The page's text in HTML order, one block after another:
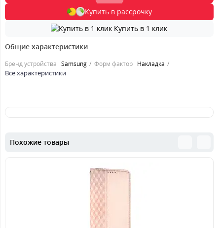
Купить в рассрочку
Купить в 1 клик
Общие характеристики
Бренд устройства Samsung Форм фактор Накладка
Все характеристики
Похожие товары